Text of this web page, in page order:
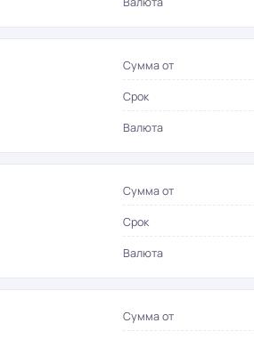
Сумма от
Срок
Валюта
Сумма от
Срок
Валюта
Сумма от